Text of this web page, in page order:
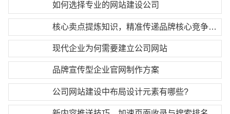
如何选择专业的网站建设公司
核心卖点提炼知识，精准传递品牌核心竞争优势
现代企业为何需要建立公司网站
品牌宣传型企业官网制作方案
公司网站建设中布局设计元素有哪些?